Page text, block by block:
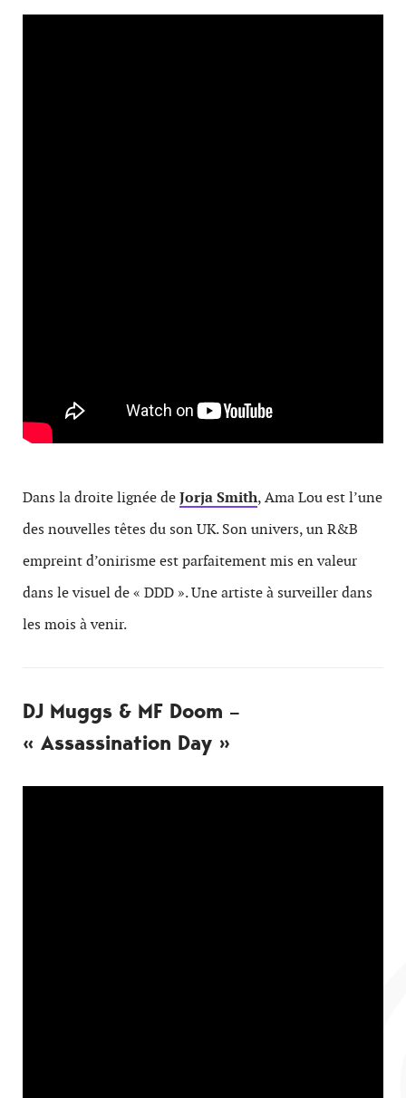
Dans la droite lignée deJorja Smith, Ama Lou est l’une
des nouvelles têtes du son UK. Son univers, un R&B
empreint d’onirisme est parfaitement mis en valeur
dans le visuel de « DDD ». Une artiste à surveiller dans
les mois à venir.
DJ Muggs & MF Doom –
« Assassination Day »